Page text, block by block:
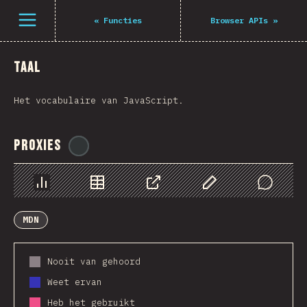
Open menu « Functies Browser APIs »
Taal
Het vocabulaire van JavaScript.
Proxies
Chart Data Share Customize Data
Comments
MDN
Nooit van gehoord
Weet ervan
Heb het gebruikt
Navigated to The State of JS 2021